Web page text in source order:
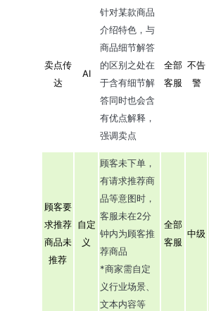
卖点传
达
AI
针对某款商品
介绍特色，与
商品细节解答
的区别之处在
于含有细节解
答同时也会含
有优点解释，
强调卖点
全部
客服
不告
警
顾客要
求推荐
商品未
推荐
自定
义
顾客未下单，
有请求推荐商
品等意图时，
客服未在2分
钟内为顾客推
荐商品
*商家需自定
义行业场景、
文本内容等
全部
客服
中级